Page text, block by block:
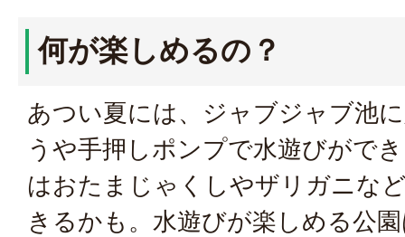
何が楽しめるの？
あつい夏には、ジャブジャブ池
うや手押しポンプで水遊びがで
はおたまじゃくしやザリガニな
きるかも。水遊びが楽しめる公